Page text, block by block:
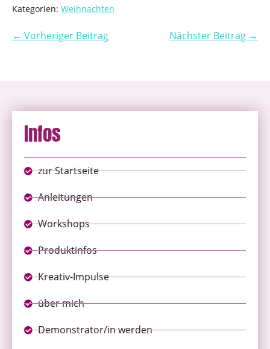
Kategorien: Weihnachten
← Vorheriger Beitrag Nächster Beitrag →
Infos
zur Startseite
Anleitungen
Workshops
Produktinfos
Kreativ-Impulse
über mich
Demonstrator/in werden